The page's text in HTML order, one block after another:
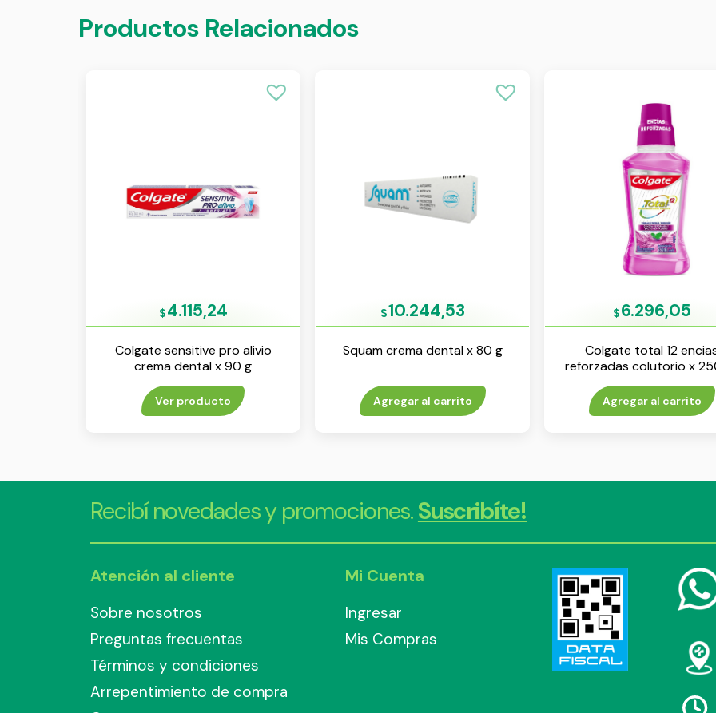
Productos Relacionados
$4.115,24
Colgate sensitive pro alivio
crema dental x 90 g
Ver producto
$10.244,53
Squam crema dental x 80 g
Agregar al carrito
$6.296,05
Colgate total 12
reforzadas colutorio x
Agregar al carrito
Recibí novedades y promociones.Suscribíte!
Atención al cliente
Sobre nosotros
Preguntas frecuentas
Términos y condiciones
Arrepentimiento de compra
Mi Cuenta
Ingresar
Mis Compras